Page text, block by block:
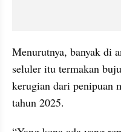
Menurutnya, banyak di
seluler itu termakan
kerugian dari penipuan
tahun 2025.